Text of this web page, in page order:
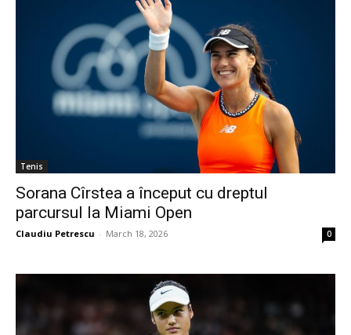
Tenis
Sorana Cîrstea a început cu dreptul
parcursul la Miami Open
Claudiu Petrescu - March 18, 2026 0